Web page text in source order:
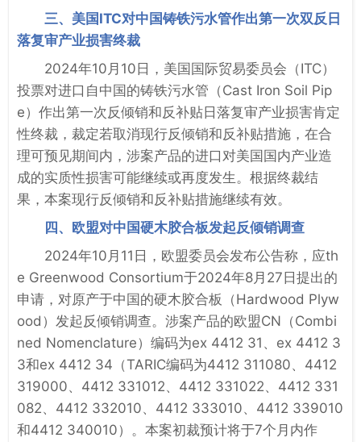
三、美国ITC对中国铸铁污水管作出第一次双反日
落复审产业损害终裁
2024年10月10日，美国国际贸易委员会（ITC）
投票对进口自中国的铸铁污水管（Cast Iron Soil Pip
e）作出第一次反倾销和反补贴日落复审产业损害肯定
性终裁，裁定若取消现行反倾销和反补贴措施，在合
理可预见期间内，涉案产品的进口对美国国内产业造
成的实质性损害可能继续或再度发生。根据终裁结
果，本案现行反倾销和反补贴措施继续有效。
四、欧盟对中国硬木胶合板发起反倾销调查
2024年10月11日，欧盟委员会发布公告称，应th
e Greenwood Consortium于2024年8月27日提出的
申请，对原产于中国的硬木胶合板（Hardwood Plyw
ood）发起反倾销调查。涉案产品的欧盟CN（Combi
ned Nomenclature）编码为ex 4412 31、ex 4412 3
3和ex 4412 34（TARIC编码为4412 311080、4412
319000、4412 331012、4412 331022、4412 331
082、4412 332010、4412 333010、4412 339010
和4412 340010）。本案初裁预计将于7个月内作